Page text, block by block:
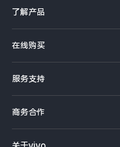
了解产品
S系列
Y系列
iQOO手机
在线购买
选购手机
选购配件
订单查询
服务支持
服务网点
商务合作